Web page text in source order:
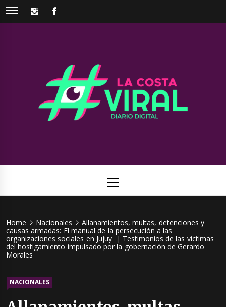
Skip
INSTAGRAM
Viral
Menu
Home Nacionales
Allanamientos, multas, detenciones y
causas armadas: El manual de la persecución a las
organizaciones sociales en Jujuy | Testimonios de las víctimas
del hostigamiento impulsado por la gobernación de Gerardo
Morales
NACIONALES